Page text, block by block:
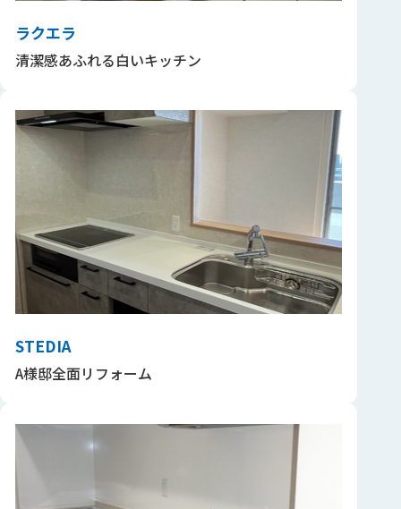
ラクエラ
清潔感あふれる白いキッチン
STEDIA
A様邸全面リフォーム